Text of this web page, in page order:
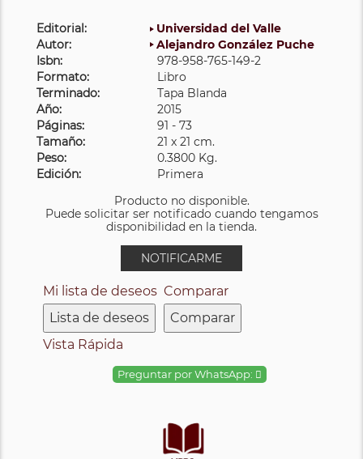
Editorial:
Universidad del Valle
Autor:
Alejandro González Puche
Isbn:
978-958-765-149-2
Formato:
Libro
Terminado:
Tapa Blanda
Año:
2015
Páginas:
91 - 73
Tamaño:
21 x 21 cm.
Peso:
0.3800 Kg.
Edición:
Primera
Producto no disponible.
Puede solicitar ser notificado cuando tengamos
disponibilidad en la tienda.
NOTIFICARME
Mi lista de deseos
Lista de deseos
Comparar
Comparar
Vista Rápida
Preguntar por WhatsApp: